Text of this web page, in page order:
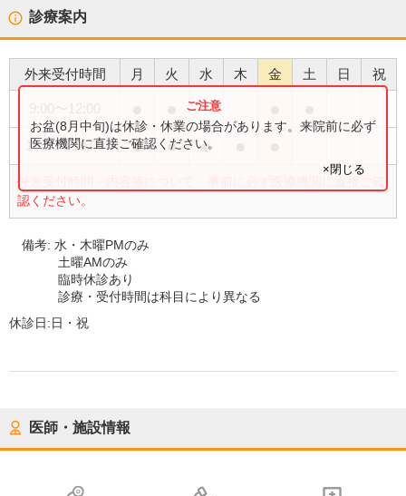
診療案内
外来受付時間 月 火 水 木 金 土 日 祝
16:00〜19:00 ● ● ●
外来受付時間・内容等について、事前に必ず医療機関に直接ご確
認ください。
お盆(8月中旬)は休診・休業の場合があります。来院前に必ず
医療機関に直接ご確認ください。
×閉じる
備考:水・木曜PMのみ
土曜AMのみ
臨時休診あり
診療・受付時間は科目により異なる
休診日:日・祝
医師・施設情報